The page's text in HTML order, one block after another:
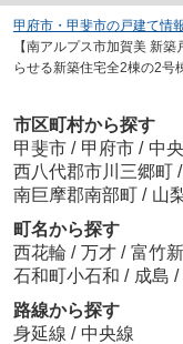
甲府市・甲斐市の戸建て情
【南アルプス市加賀美 新
らせる新築住宅全2棟の2号
市区町村から探す
甲斐市 / 甲府市 / 中
西八代郡市川三郷町 /
南巨摩郡南部町 / 山
町名から探す
西花輪 / 万才 / 富竹
石和町小石和 / 成島 /
路線から探す
身延線 / 中央線